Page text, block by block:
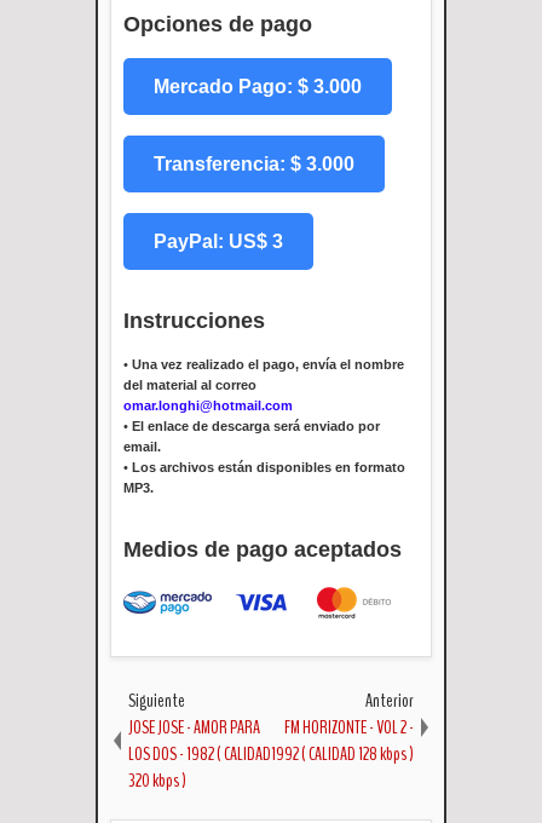
Opciones de pago
Mercado Pago: $ 3.000
Transferencia: $ 3.000
PayPal: US$ 3
Instrucciones
• Una vez realizado el pago, envía el nombre
del material al correo
omar.longhi@hotmail.com
• El enlace de descarga será enviado por
email.
• Los archivos están disponibles en formato
MP3.
Medios de pago aceptados
Siguiente
JOSE JOSE - AMOR PARA
LOS DOS - 1982 ( CALIDAD
320 kbps )
Anterior
FM HORIZONTE - VOL 2 -
1992 ( CALIDAD 128 kbps )